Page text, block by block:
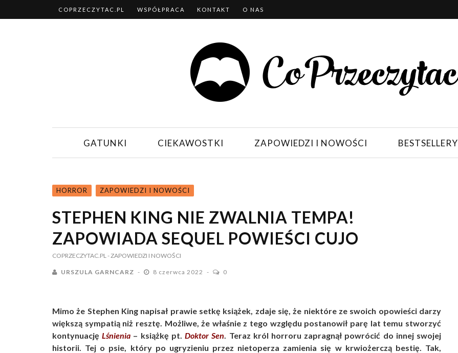
COPRZECZYTAC.PL WSPÓŁPRACA KONTAKT O NAS
GATUNKI CIEKAWOSTKI ZAPOWIEDZI I NOWOŚCI BESTSELLERY
HORROR ZAPOWIEDZI I NOWOŚCI
STEPHEN KING NIE ZWALNIA TEMPA!
ZAPOWIADA SEQUEL POWIEŚCI CUJO
COPRZECZYTAC.PL- ZAPOWIEDZI I NOWOŚCI
URSZULA GARNCARZ 8 czerwca 2022 0
Mimo że Stephen King napisał prawie setkę książek, zdaje się, że niektóre ze swoich opowieści darzy
większą sympatią niż resztę. Możliwe, że właśnie z tego względu postanowił parę lat temu stworzyć
kontynuacjęLśnienia – książkę pt.Doktor Sen. Teraz król horroru zapragnął powrócić do innej swojej
historii. Tej o psie, który po ugryzieniu przez nietoperza zamienia się w krwiożerczą bestię. Tak,